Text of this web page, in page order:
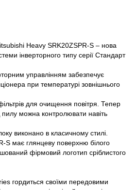
Heavy SRK20ZSPR-S – нова
інверторного типу серії Стандарт
управлінням забезпечує
при температурі зовнішнього
для очищення повітря. Тепер
пилу можна контролювати навіть
виконано в класичному стилі.
S має глянцеву поверхню білого
фірмовий логотип сріблистого
гордиться своїми передовими